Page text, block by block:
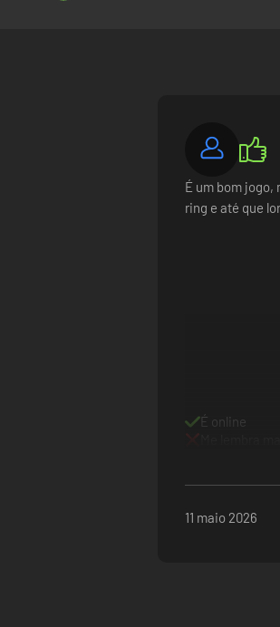
É um bom jogo,
ring e até que
É online
11 maio 2026